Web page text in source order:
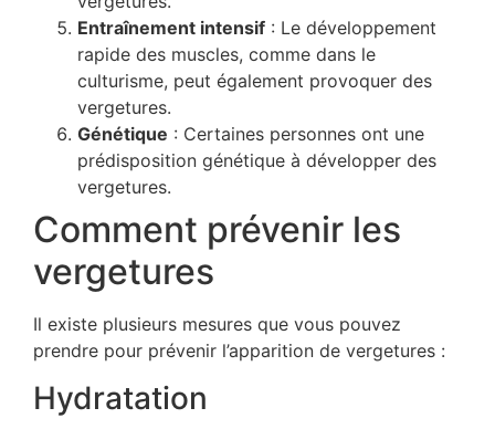
Entraînement intensif : Le développement
rapide des muscles, comme dans le
culturisme, peut également provoquer des
vergetures.
Génétique : Certaines personnes ont une
prédisposition génétique à développer des
vergetures.
Comment prévenir les
vergetures
Il existe plusieurs mesures que vous pouvez
prendre pour prévenir l’apparition de vergetures :
Hydratation